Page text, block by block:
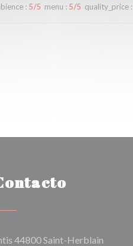
: 5/5 menu : 5/5 quality_price:
44800 Saint-Herblain